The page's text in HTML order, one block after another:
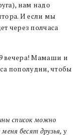
нам надо
И если мы
через полчаса
вечера! Мамаши и
пополудни, чтобы
список можно
бесят друзья, у